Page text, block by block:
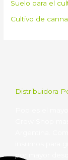
Suelo para el
Cultivo de
Distribuidora
por mayor